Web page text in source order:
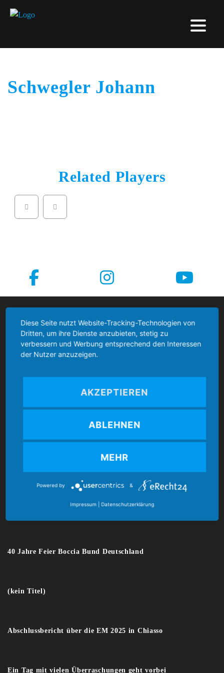
Schwegler Johann
Related Players
Boccia Bund Deutschland
Boccia Bund Deutschland e.V.
verband@boccia-bund.de
40 Jahre Feier Boccia Bund Deutschland
(kein Titel)
Abschlussbericht über die EM 2025 in Chiasso
Ein Tag mit vielen Überraschungen geht vorbei
Diese Seite nutzt Website-Tracking-Technologien von
Dritten, um ihre Dienste anzubieten, stetig zu
verbessern und Werbung entsprechend den Interessen
der Nutzer anzuzeigen.
AKZEPTIEREN
ABLEHNEN
MEHR
Powered by &
Impressum Datenschutzerklärung